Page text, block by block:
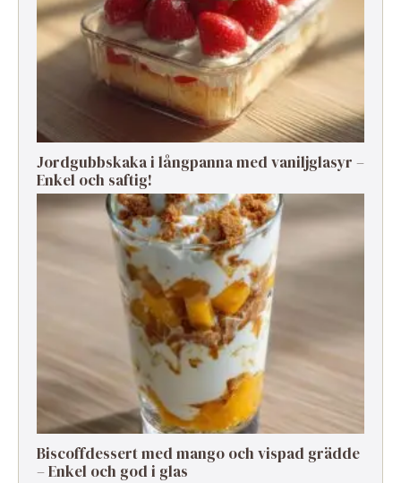
Jordgubbskaka i långpanna med vaniljglasyr –
Enkel och saftig!
Biscoffdessert med mango och vispad grädde
– Enkel och god i glas